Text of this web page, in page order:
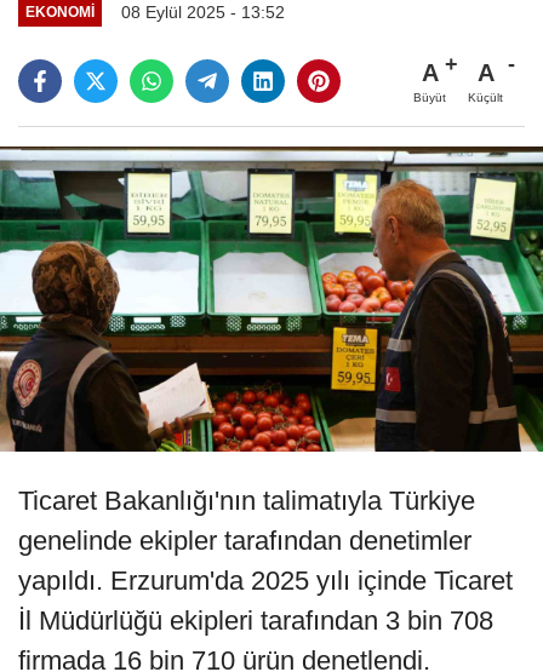
EKONOMI 08 Eylül 2025 - 13:52
A
Büyüt
A
Küçült
Ticaret Bakanlığı'nın talimatıyla Türkiye
genelinde ekipler tarafından denetimler
yapıldı. Erzurum'da 2025 yılı içinde Ticaret
İl Müdürlüğü ekipleri tarafından 3 bin 708
firmada 16 bin 710 ürün denetlendi.